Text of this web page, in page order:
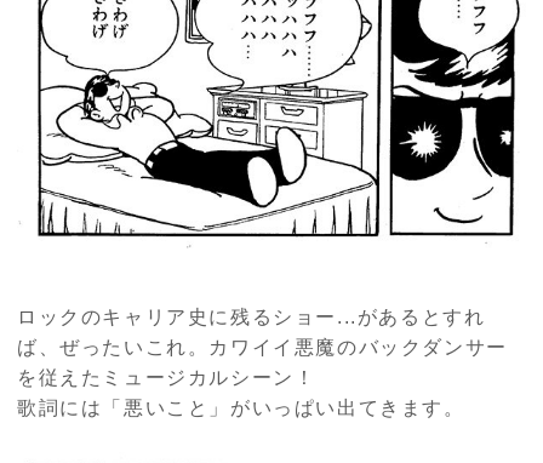
ロックのキャリア史に残るショー...があるとすれ
ば、ぜったいこれ。カワイイ悪魔のバックダンサー
を従えたミュージカルシーン！
歌詞には「悪いこと」がいっぱい出てきます。